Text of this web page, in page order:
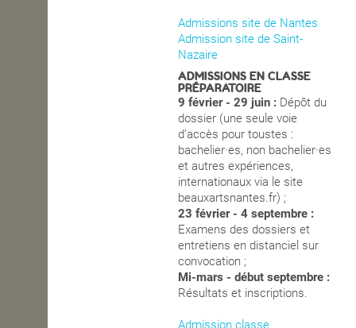
Admissions site de Nantes
Admission site de Saint-
Nazaire
ADMISSIONS EN CLASSE
PRÉPARATOIRE
9 février - 29 juin : Dépôt du
dossier (une seule voie
d’accès pour toustes :
bachelier·es, non bachelier·es
et autres expériences,
internationaux via le site
beauxartsnantes.fr) ;
23 février - 4 septembre :
Examens des dossiers et
entretiens en distanciel sur
convocation ;
Mi-mars - début septembre :
Résultats et inscriptions.